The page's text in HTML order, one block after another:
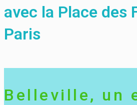
avec la Place des
Paris
Belleville, un